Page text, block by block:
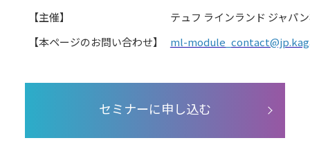
【主催】
テュフ ラインランド ジャパ
【本ページのお問い合わせ】
ml-
セミナーに申し込む